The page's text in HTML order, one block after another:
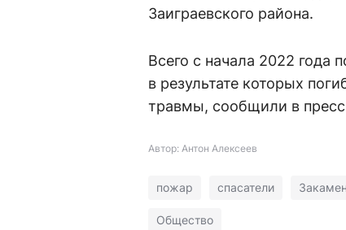
Заиграевского района.
Всего с начала 2022 года
в результате которых
травмы, сообщили в
Автор: Антон Алексеев
пожар спасатели
Общество